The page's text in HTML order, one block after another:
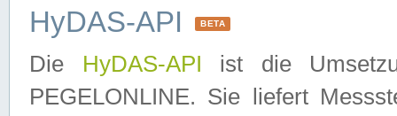
HyDAS-API BETA
Die HyDAS-API ist die
PEGELONLINE. Sie liefert